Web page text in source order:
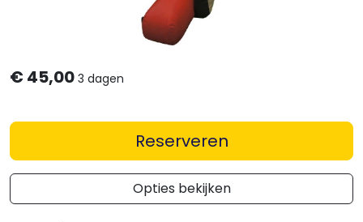
€ 45,00 3 dagen
Reserveren
Opties bekijken